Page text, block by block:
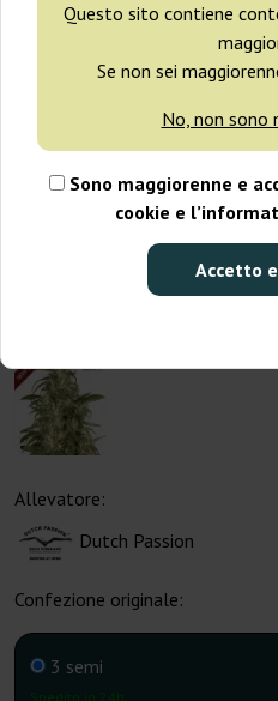
Questo sito contiene
Se non sei
No, non sono
Sono maggiorenne e
cookie e
Accetto
Allevatore:
Dutch Passion
Confezione originale:
3 semi